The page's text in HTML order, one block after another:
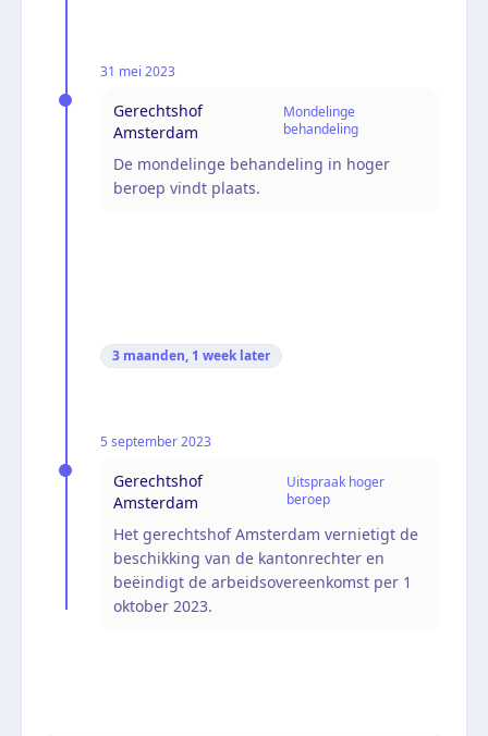
31 mei 2023
Gerechtshof
Amsterdam
Mondelinge
behandeling
De mondelinge behandeling in hoger
beroep vindt plaats.
3 maanden, 1 week later
5 september 2023
Gerechtshof
Amsterdam
Uitspraak hoger
beroep
Het gerechtshof Amsterdam vernietigt de
beschikking van de kantonrechter en
beëindigt de arbeidsovereenkomst per 1
oktober 2023.